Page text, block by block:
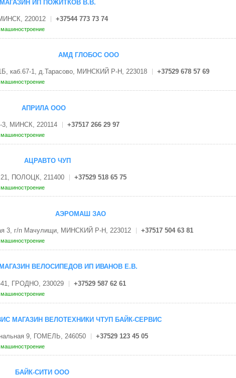
МАГАЗИН ИП ПОЖИТКОВ В.В.
220012 +37544 773 73 74
машиностроение
АМД ГЛОБОС ООО
каб.67-1, д.Тарасово, МИНСКИЙ Р-Н, 223018 +37529 678 57 69
машиностроение
АПРИЛА ООО
3, МИНСК, 220114 +37517 266 29 97
машиностроение
АЦРАВТО ЧУП
21, ПОЛОЦК, 211400 +37529 518 65 75
машиностроение
АЭРОМАШ ЗАО
3, г/п Мачулищи, МИНСКИЙ Р-Н, 223012 +37517 504 63 81
машиностроение
ВЕЛОСИПЕДОВ ИП ИВАНОВ Е.В.
41, ГРОДНО, 230029 +37529 587 62 61
машиностроение
МАГАЗИН ВЕЛОТЕХНИКИ ЧТУП БАЙК-СЕРВИС
9, ГОМЕЛЬ, 246050 +37529 123 45 05
машиностроение
БАЙК-СИТИ ООО